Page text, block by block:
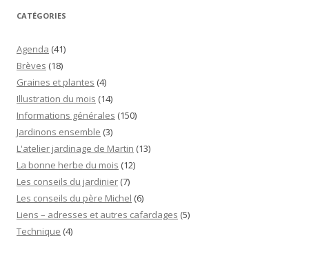
CATÉGORIES
Agenda (41)
Brèves (18)
Graines et plantes (4)
Illustration du mois (14)
Informations générales (150)
Jardinons ensemble (3)
L'atelier jardinage de Martin (13)
La bonne herbe du mois (12)
Les conseils du jardinier (7)
Les conseils du père Michel (6)
Liens – adresses et autres cafardages (5)
Technique (4)